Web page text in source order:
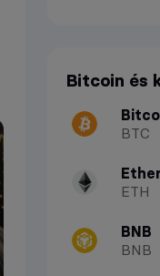
Bitcoin és
BTC
ETH
BNB
BNB